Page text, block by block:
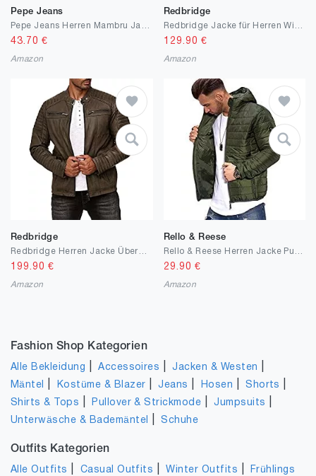
Pepe Jeans
43.70 €
Amazon
Redbridge
129.90 €
Amazon
Redbridge
Redbridge Herren Jacke Übergangsjacke Bikerjacke Freizeitjacke Gesteppt
199.90 €
Amazon
Rello & Reese
29.90 €
Amazon
Fashion Shop Kategorien
Alle Bekleidung |Accessoires |Jacken & Westen
Mäntel Kostüme & Blazer |Jeans Hosen |Shorts
Shirts & Tops Pullover & Strickmode |Jumpsuits
Unterwäsche & Bademäntel |Schuhe
Outfits Kategorien
Alle Outfits Casual Outfits |Winter Outfits
Frühlings